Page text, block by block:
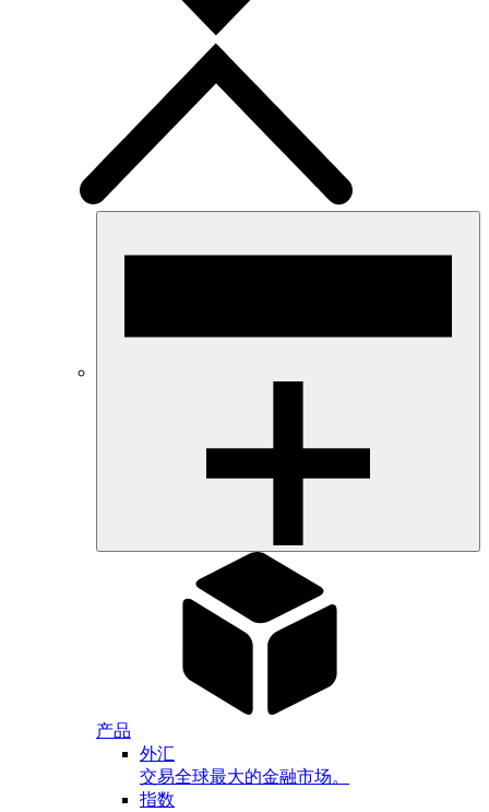
产品
外汇
交易全球最大的金融市场。
指数